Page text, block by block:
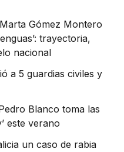
Gómez Montero
trayectoria,
nacional
a 5 guardias civiles y
Blanco toma las
este verano
un caso de rabia